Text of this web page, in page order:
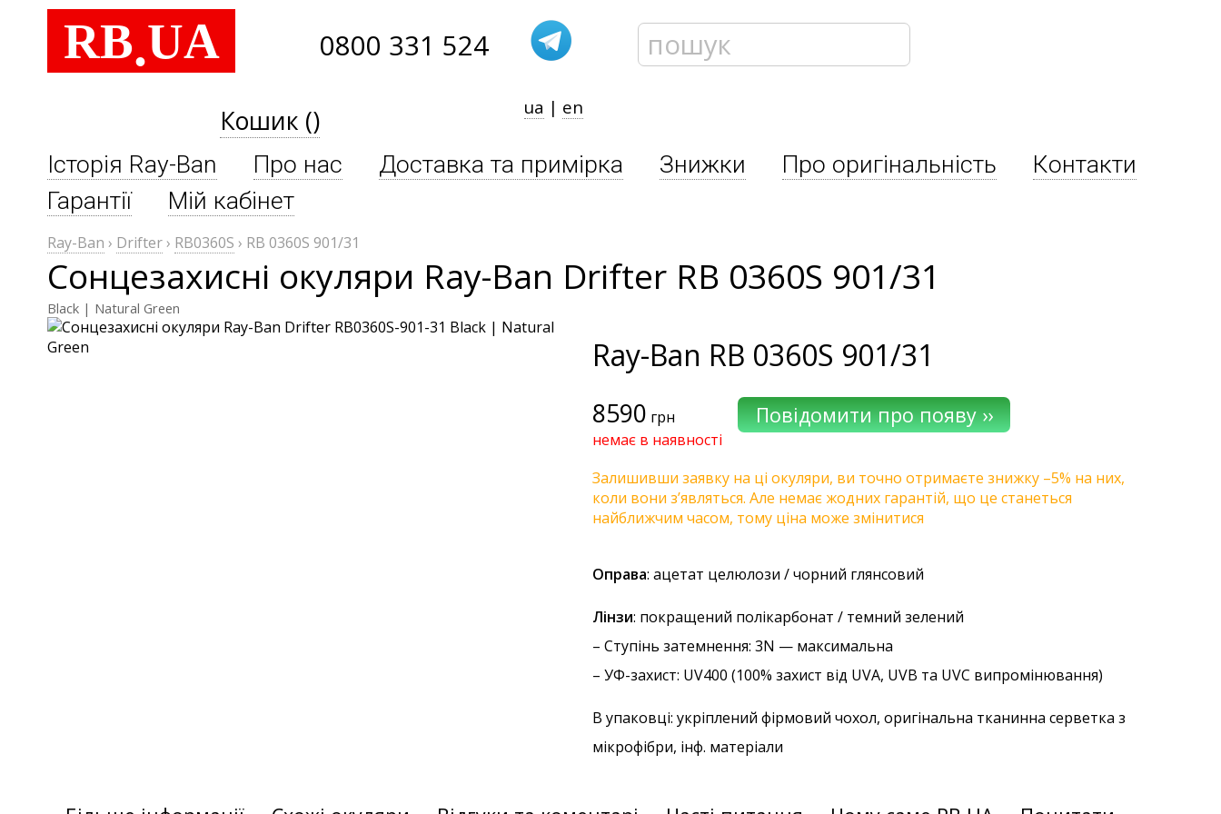
RB.UA 0800 331 524
Кошик () ua | en
Історія Ray-Ban Про нас Доставка та примірка Знижки Про оригінальність
Контакти
Гарантії
Мій кабінет
Ray-Ban › Drifter› RB0360S › RB 0360S 901/31
Сонцезахисні окуляри Ray-Ban Drifter RB 0360S 901/31
Black | Natural Green
Ray-Ban RB 0360S 901/31
8590 грн
немає в наявності
Залишивши заявку на ці окуляри, ви точно отримаєте знижку –5% на них,
коли вони з’являться. Але немає жодних гарантій, що це станеться
найближчим часом, тому ціна може змінитися
Оправа: ацетат целюлози / чорний глянсовий
Лінзи: покращений полікарбонат / темний зелений
– Ступінь затемнення: 3N — максимальна
– УФ-захист: UV400 (100% захист від UVA, UVB та UVC випромінювання)
В упаковці: укріплений фірмовий чохол, оригінальна тканинна серветка з
мікрофібри, інф. матеріали